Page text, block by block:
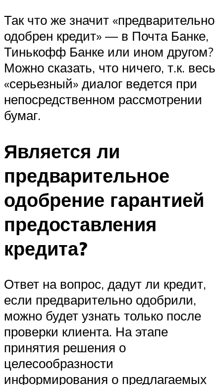
Так что же значит «предварительно
одобрен кредит» — в Почта Банке,
Тинькофф Банке или ином другом?
Можно сказать, что ничего, т.к. весь
«серьезный» диалог ведется при
непосредственном рассмотрении
бумаг.
Является ли
предварительное
одобрение гарантией
предоставления
кредита?
Ответ на вопрос, дадут ли кредит,
если предварительно одобрили,
можно будет узнать только после
проверки клиента. На этапе
принятия решения о
целесообразности
информирования о предлагаемых